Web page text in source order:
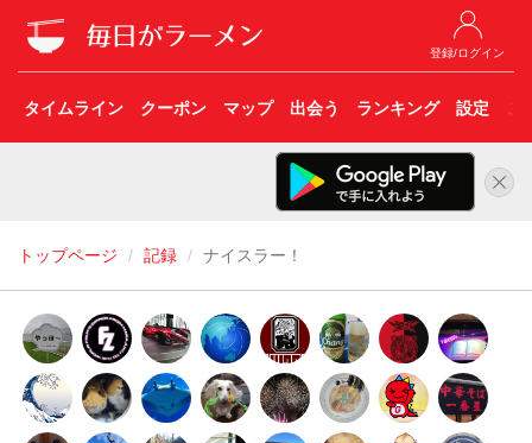
登録/ログイン
タイムライン クーポン マップ 出会う ランキング 設定 こ
トップページ 記録 ナイスラー！